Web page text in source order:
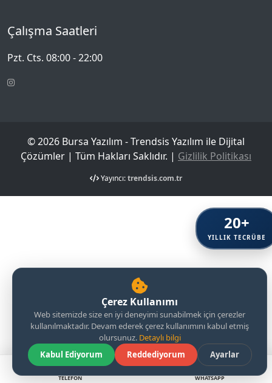
20+
YILLIK TECRÜBE
Çalışma Saatleri
Pzt. Cts. 08:00 - 22:00
© 2026 Bursa Yazılım - Trendsis Yazılım ile Dijital
Çözümler | Tüm Hakları Saklıdır. | Gizlilik Politikası
Yayıncı:trendsis.com.tr
Çerez Kullanımı
Web sitemizde size en iyi deneyimi sunabilmek için çerezler
kullanılmaktadır. Devam ederek çerez kullanımını kabul etmiş
olursunuz. Detaylı bilgi
Kabul Ediyorum
Reddediyorum Ayarlar
TELEFON WHATSAPP